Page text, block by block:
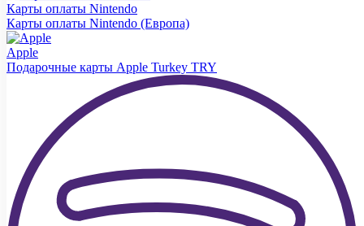
Карты оплаты Nintendo
Карты оплаты Nintendo (Европа)
Apple
Подарочные карты Apple Turkey TRY